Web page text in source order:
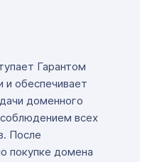
Гарантом
и обеспечивает
доменного
всех
После
покупке домена